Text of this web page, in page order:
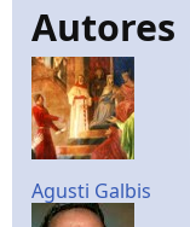
Autores
Agusti Galbis